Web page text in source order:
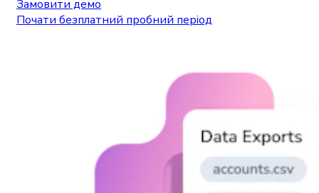
Замовити демо
Почати безплатний пробний період